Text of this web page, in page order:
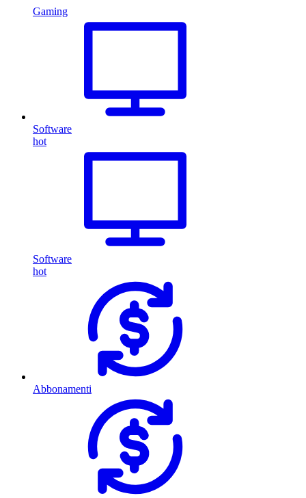
Gaming
Software
hot
Software
hot
Abbonamenti